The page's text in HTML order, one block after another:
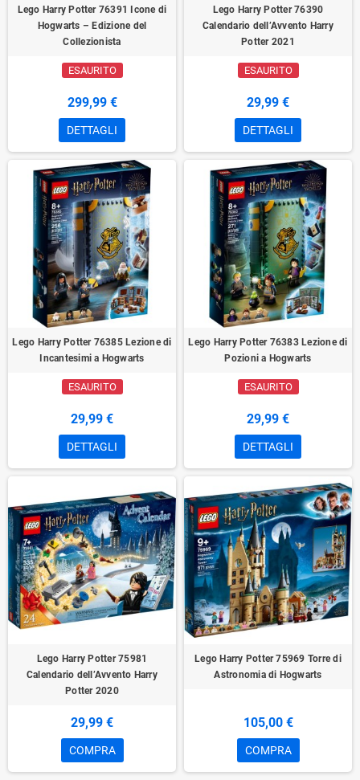
Lego Harry Potter 76391 Icone di
Hogwarts – Edizione del
Collezionista
ESAURITO
299,99 €
DETTAGLI
Lego Harry Potter 76390
Calendario dell’Avvento Harry
Potter 2021
ESAURITO
29,99 €
DETTAGLI
Lego Harry Potter 76385 Lezione di
Incantesimi a Hogwarts
ESAURITO
29,99 €
DETTAGLI
Lego Harry Potter 76383 Lezione di
Pozioni a Hogwarts
ESAURITO
29,99 €
DETTAGLI
Lego Harry Potter 75981
Calendario dell’Avvento Harry
Potter 2020
29,99 €
COMPRA
Lego Harry Potter 75969 Torre di
Astronomia di Hogwarts
105,00 €
COMPRA